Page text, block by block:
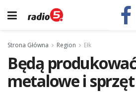
Strona Główna Region Ełk
Będą
metalowe i